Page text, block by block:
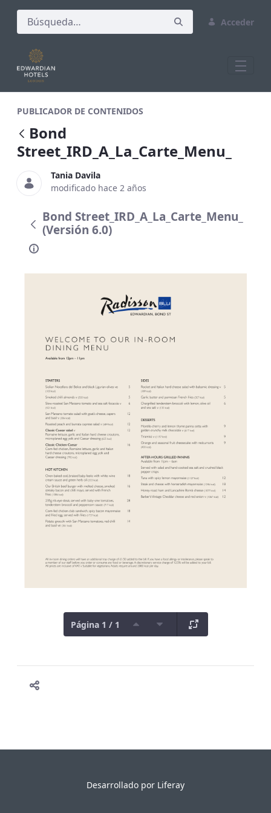
Acceder
PUBLICADOR DE CONTENIDOS
Bond
Street_IRD_A_La_Carte_Menu_
Tania Davila
modificado hace 2 años
Bond Street_IRD_A_La_Carte_Menu_
(Versión 6.0)
Página 1 / 1
Desarrollado por Liferay